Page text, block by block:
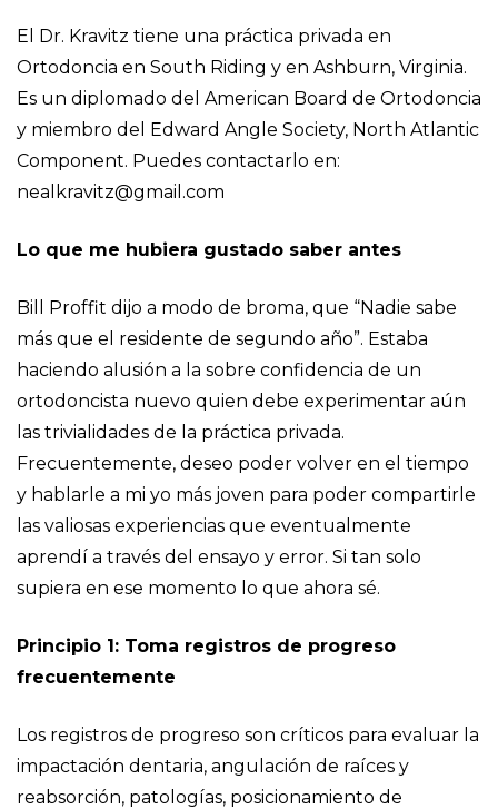
El Dr. Kravitz tiene una práctica privada en
Ortodoncia en South Riding y en Ashburn, Virginia.
Es un diplomado del American Board de Ortodoncia
y miembro del Edward Angle Society, North Atlantic
Component. Puedes contactarlo en:
nealkravitz@gmail.com
Lo que me hubiera gustado saber antes
Bill Proffit dijo a modo de broma, que “Nadie sabe
más que el residente de segundo año”. Estaba
haciendo alusión a la sobre confidencia de un
ortodoncista nuevo quien debe experimentar aún
las trivialidades de la práctica privada.
Frecuentemente, deseo poder volver en el tiempo
y hablarle a mi yo más joven para poder compartirle
las valiosas experiencias que eventualmente
aprendí a través del ensayo y error. Si tan solo
supiera en ese momento lo que ahora sé.
Principio 1: Toma registros de progreso
frecuentemente
Los registros de progreso son críticos para evaluar la
impactación dentaria, angulación de raíces y
reabsorción, patologías, posicionamiento de